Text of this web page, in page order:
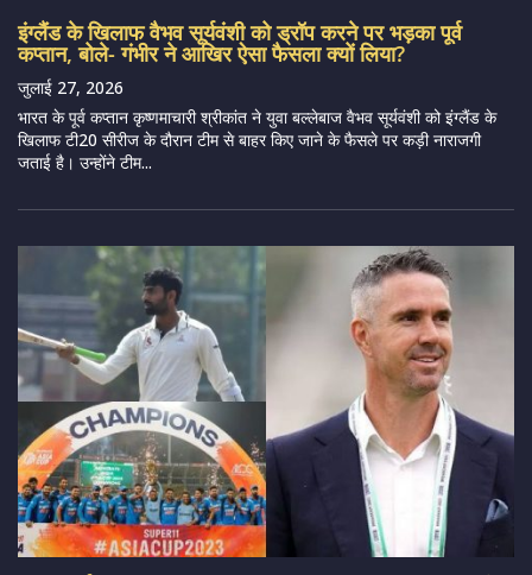
इंग्लैंड के खिलाफ वैभव सूर्यवंशी को ड्रॉप करने पर भड़का पूर्व
कप्तान, बोले- गंभीर ने आखिर ऐसा फैसला क्यों लिया?
जुलाई 27, 2026
भारत के पूर्व कप्तान कृष्णमाचारी श्रीकांत ने युवा बल्लेबाज वैभव सूर्यवंशी को इंग्लैंड के
खिलाफ टी20 सीरीज के दौरान टीम से बाहर किए जाने के फैसले पर कड़ी नाराजगी
जताई है। उन्होंने टीम...